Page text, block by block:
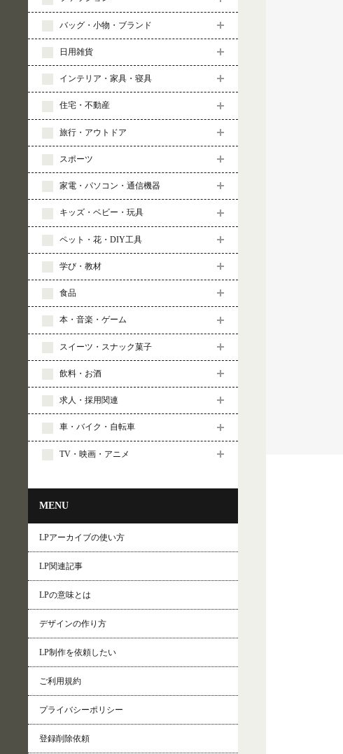
バッグ・小物・ブランド
日用雑貨
インテリア・家具・寝具
住宅・不動産
旅行・アウトドア
スポーツ
家電・パソコン・通信機器
キッズ・ベビー・玩具
ペット・花・DIY工具
学び・教材
食品
本・音楽・ゲーム
スイーツ・スナック菓子
飲料・お酒
求人・採用関連
車・バイク・自転車
TV・映画・アニメ
MENU
LPアーカイブの使い方
LP関連記事
LPの意味とは
デザインの作り方
LP制作を依頼したい
ご利用規約
プライバシーポリシー
登録削除依頼